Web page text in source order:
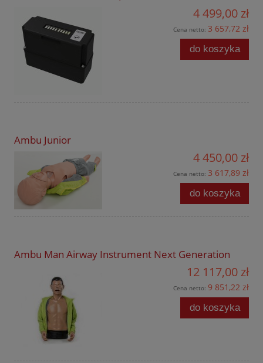
4 499,00 zł
Cena netto: 3 657,72 zł
do koszyka
Ambu Junior
4 450,00 zł
Cena netto: 3 617,89 zł
do koszyka
Ambu Man Airway Instrument Next Generation
12 117,00 zł
Cena netto: 9 851,22 zł
do koszyka